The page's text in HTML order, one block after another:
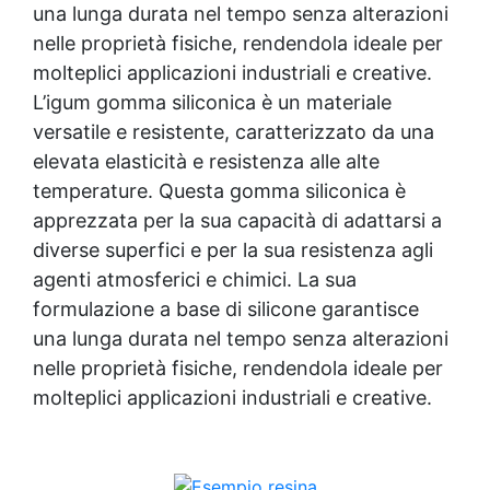
silicone Ricetta per stampi in silicone Come
fare un calco in silicone Come fare stampi in
silicone 3d Silicone alimentare per stampi
Come fare uno stampo in silicone Come usare
gli stampi in silicone Come mettere lo stoppino
negli stampi in silicone Come fare uno stampo
di silicone Come creare uno stampo in silicone
Cera di soia per stampi Siliconi per stampi
Forma in silicone Forme di silicone Creare
stampi in silicone Come creare stampi in
silicone Silicone per stampi alimentari Bicchiere
silicone See all articles → Gomma siliconica per
dettagli 22 articles ▸ Gomma siliconica per
modelli dettagliati Gomma siliconica per oggetti
complessi Gomma siliconica per modelli
complessi Gomma siliconica per dettagli precisi
Gomma siliconica per dettagli artistici Gomma
complessi Gomma siliconica per modellini
una lunga durata nel tempo senza alterazioni
nelle proprietà fisiche, rendendola ideale per
molteplici applicazioni industriali e creative.
L’igum gomma siliconica è un materiale
versatile e resistente, caratterizzato da una
elevata elasticità e resistenza alle alte
temperature. Questa gomma siliconica è
apprezzata per la sua capacità di adattarsi a
diverse superfici e per la sua resistenza agli
agenti atmosferici e chimici. La sua
formulazione a base di silicone garantisce
una lunga durata nel tempo senza alterazioni
nelle proprietà fisiche, rendendola ideale per
molteplici applicazioni industriali e creative.